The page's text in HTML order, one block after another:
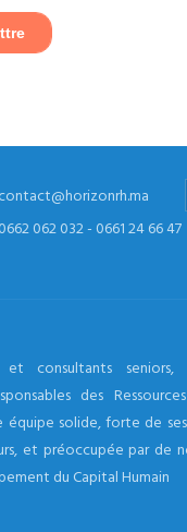
contact@horizonrh.ma
0662 062 032 - 0661 24 66 47
et consultants seniors,
des
équipe solide, forte de
et préoccupée par de
du Capital Humain